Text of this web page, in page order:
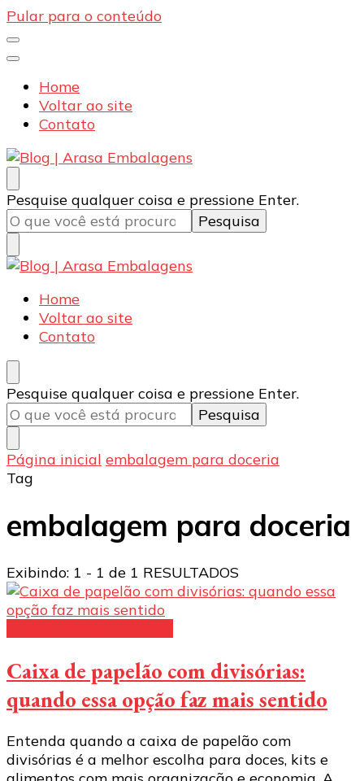
Pular para o conteúdo
Home
Voltar ao site
Contato
Blog | Arasa Embalagens
Confira conteúdos sobre embalagens para pizzas,
doces e salgados. Tudo para seu comércio com a
qualidade Arasa. Leia nossos conteúdos!
Procurando
algo?
Pesquise qualquer coisa e pressione Enter.
Blog | Arasa Embalagens
Confira conteúdos sobre embalagens para pizzas,
doces e salgados. Tudo para seu comércio com a
qualidade Arasa. Leia nossos conteúdos!
Home
Voltar ao site
Contato
Procurando
algo?
Pesquise qualquer coisa e pressione Enter.
Página inicial embalagem para doceria
Tag
embalagem para doceria
Exibindo: 1 - 1 de 1 RESULTADOS
Caixa de papelão com divisórias:
quando essa opção faz mais sentido
Entenda quando a caixa de papelão com
divisórias é a melhor escolha para doces, kits e